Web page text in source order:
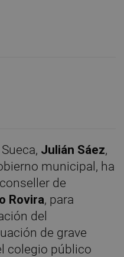
Julián Sáez,
municipal, ha
de
Rovira, para
del
de grave
colegio público